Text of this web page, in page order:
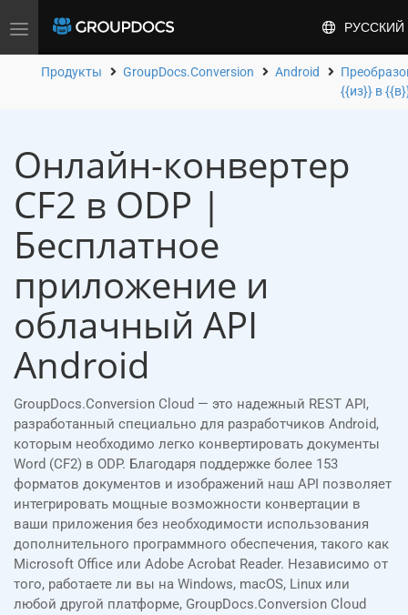
Toggle
РУССКИЙ
Продукты GroupDocs.Conversion Android
{{из}} в
Онлайн-конвертер
CF2 в ODP |
Бесплатное
приложение и
облачный API
Android
GroupDocs.Conversion Cloud — это надежный REST API,
разработанный специально для разработчиков Android,
которым необходимо легко конвертировать документы
Word (CF2) в ODP. Благодаря поддержке более 153
форматов документов и изображений наш API позволяет
интегрировать мощные возможности конвертации в
ваши приложения без необходимости использования
дополнительного программного обеспечения, такого как
Microsoft Office или Adobe Acrobat Reader. Независимо от
того, работаете ли вы на Windows, macOS, Linux или
любой другой платформе, GroupDocs.Conversion Cloud